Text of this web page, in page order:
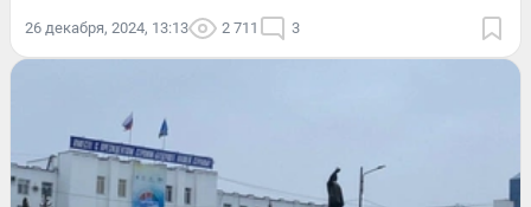
26 декабря, 2024, 13:13 2 711 3